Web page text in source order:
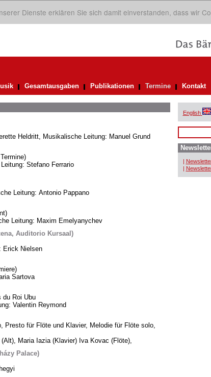
Dienste erklären Sie sich damit einverstanden, dass wir
Gesamtausgaben Publikationen Termine Kontakt
Heldritt, Musikalische Leitung: Manuel Grund
Stefano Ferrario
Leitung: Antonio Pappano
Leitung: Maxim Emelyanychev
Auditorio Kursaal)
Erick Nielsen
Sartova
du Roi Ubu
Valentin Reymond
Presto für Flöte und Klavier, Melodie für Flöte solo,
Maria Iazia (Klavier) Iva Kovac (Flöte),
Palace)
English
|
|